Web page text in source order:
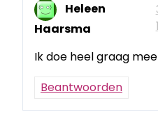
Heleen
Haarsma
Ik doe heel graag
Beantwoorden